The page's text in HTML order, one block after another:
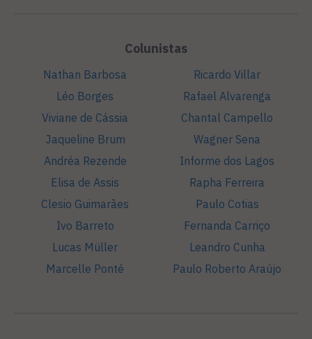
Colunistas
Nathan Barbosa
Léo Borges
Viviane de Cássia
Jaqueline Brum
Andréa Rezende
Elisa de Assis
Clesio Guimarães
Ivo Barreto
Lucas Müller
Marcelle Ponté
Ricardo Villar
Rafael Alvarenga
Chantal Campello
Wagner Sena
Informe dos Lagos
Rapha Ferreira
Paulo Cotias
Fernanda Carriço
Leandro Cunha
Paulo Roberto Araújo